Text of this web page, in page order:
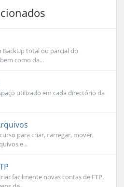
BackUp total ou parcial do
como da...
utilizado em cada directório da
para criar, carregar, mover,
e...
facilmente novas contas de FTP,